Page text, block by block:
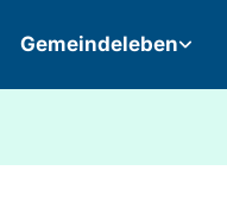
Gemeindeleben